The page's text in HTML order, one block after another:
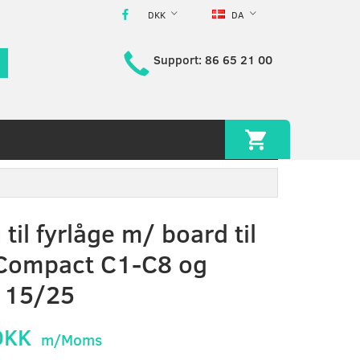
DA
DKK
Support: 86 65 21 00
til fyrlåge m/ board til
C1-C8 og
15/25
m/Moms